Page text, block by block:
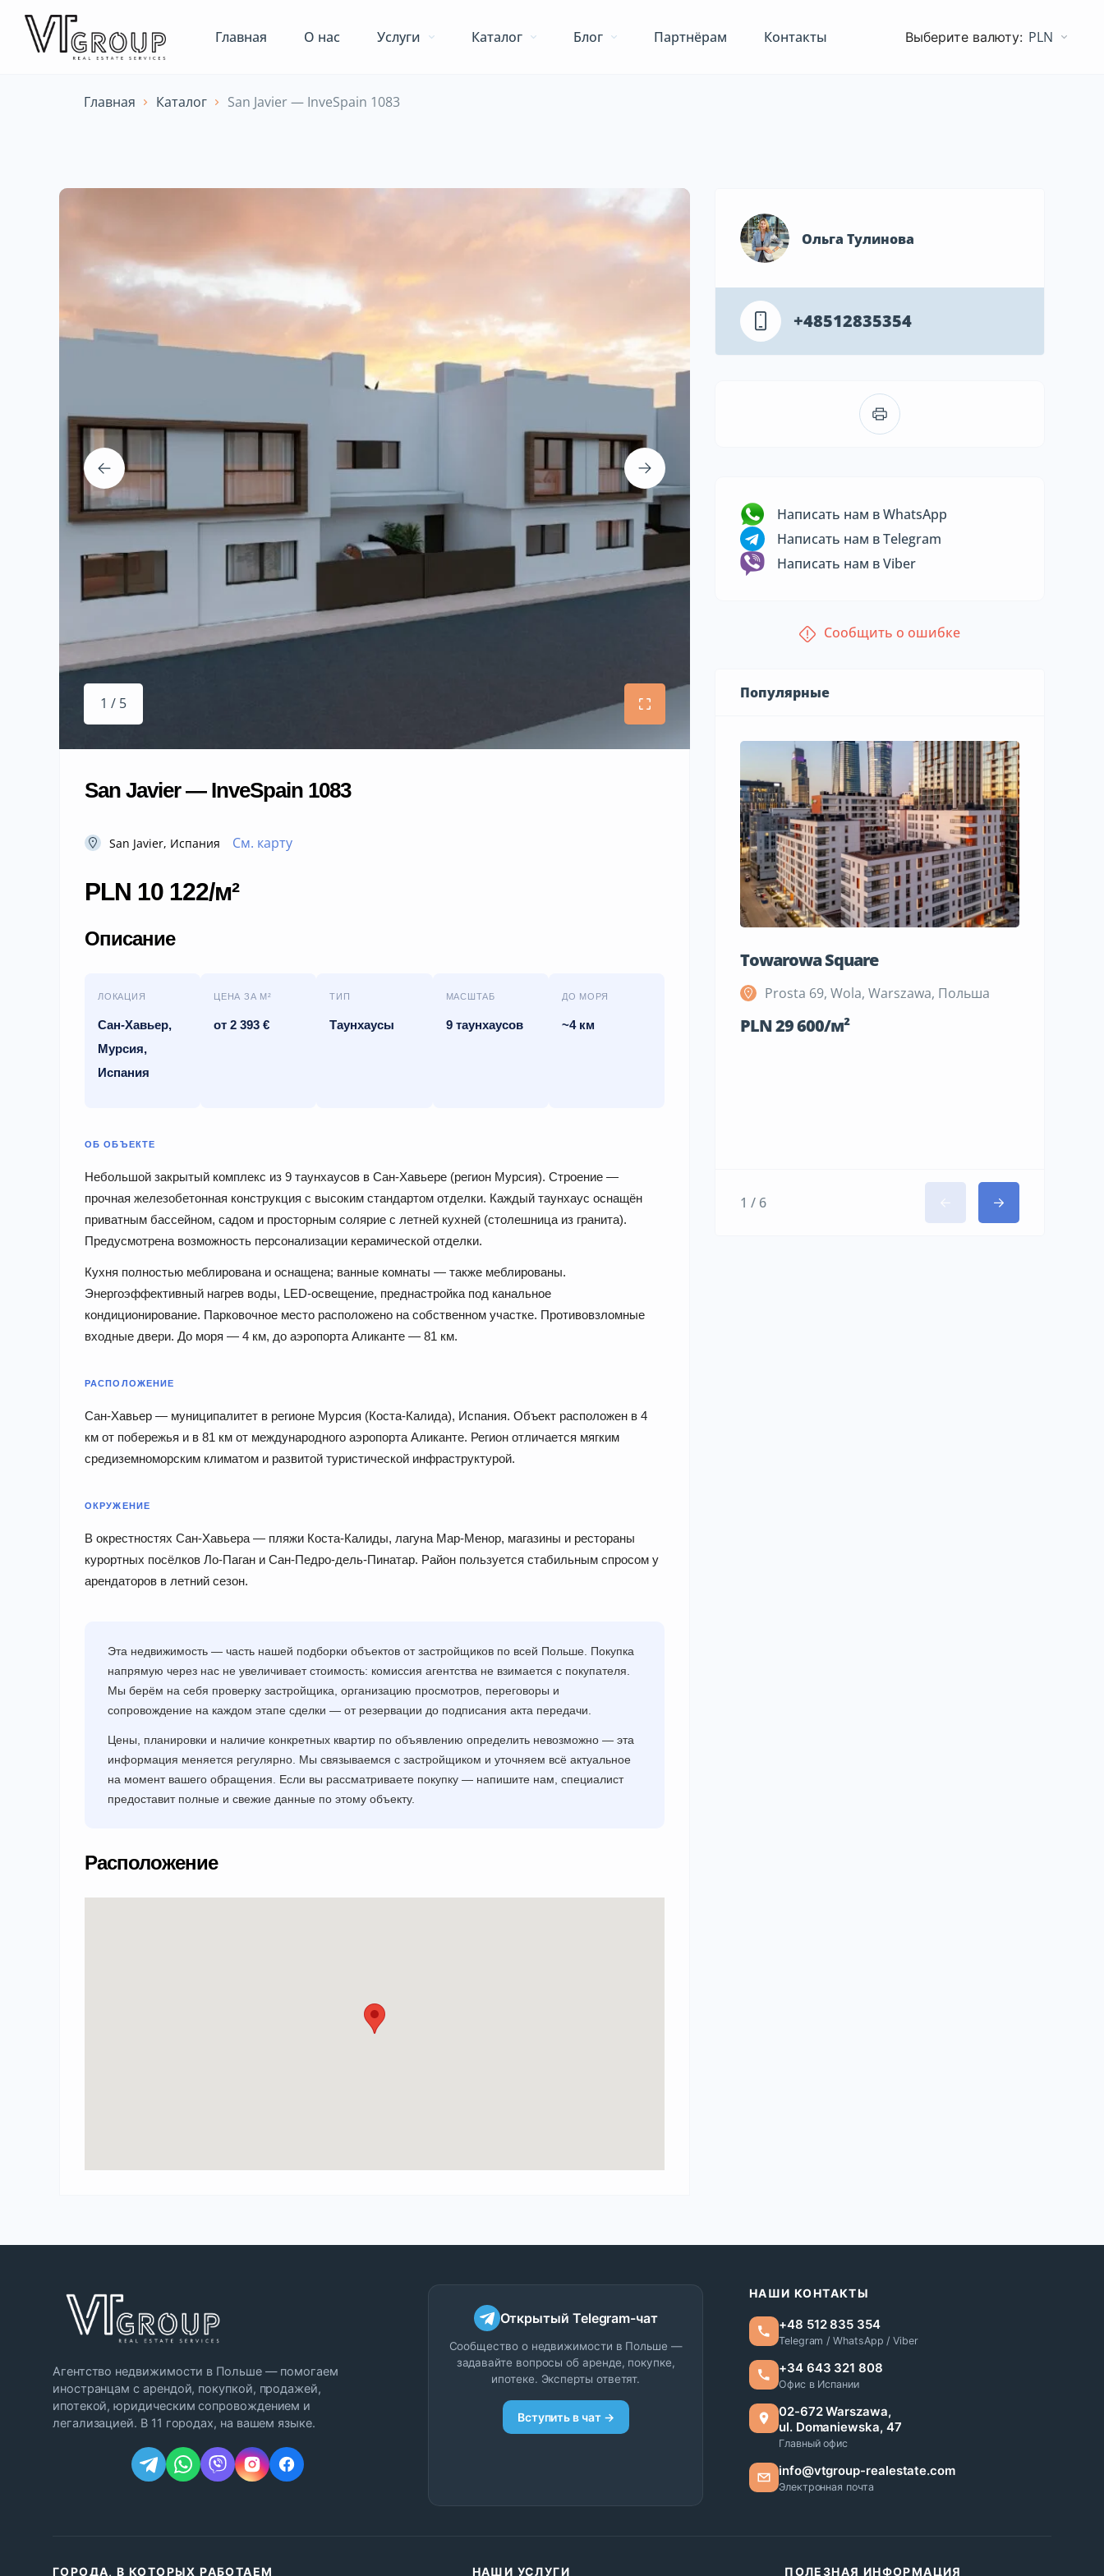
Главная О нас Услуги Каталог Блог Партнёрам Контакты PLN
Главная Каталог San Javier — InveSpain 1083
1 / 5
San Javier — InveSpain 1083
San Javier, Испания См. карту
PLN 10 122/м²
Описание
ЛОКАЦИЯ
Сан-Хавьер,
Мурсия,
Испания
ЦЕНА ЗА М²
от 2 393 €
ТИП
Таунхаусы
МАСШТАБ
9 таунхаусов
ДО МОРЯ
~4 км
ОБ ОБЪЕКТЕ
Небольшой закрытый комплекс из 9 таунхаусов в Сан-Хавьере (регион Мурсия). Строение —
прочная железобетонная конструкция с высоким стандартом отделки. Каждый таунхаус оснащён
приватным бассейном, садом и просторным солярие с летней кухней (столешница из гранита).
Предусмотрена возможность персонализации керамической отделки.
Кухня полностью меблирована и оснащена; ванные комнаты — также меблированы.
Энергоэффективный нагрев воды, LED-освещение, преднастройка под канальное
кондиционирование. Парковочное место расположено на собственном участке. Противовзломные
входные двери. До моря — 4 км, до аэропорта Аликанте — 81 км.
РАСПОЛОЖЕНИЕ
Сан-Хавьер — муниципалитет в регионе Мурсия (Коста-Калида), Испания. Объект расположен в 4
км от побережья и в 81 км от международного аэропорта Аликанте. Регион отличается мягким
средиземноморским климатом и развитой туристической инфраструктурой.
ОКРУЖЕНИЕ
В окрестностях Сан-Хавьера — пляжи Коста-Калиды, лагуна Мар-Менор, магазины и рестораны
курортных посёлков Ло-Паган и Сан-Педро-дель-Пинатар. Район пользуется стабильным спросом у
арендаторов в летний сезон.
Эта недвижимость — часть нашей подборки объектов от застройщиков по всей Польше. Покупка
напрямую через нас не увеличивает стоимость: комиссия агентства не взимается с покупателя.
Мы берём на себя проверку застройщика, организацию просмотров, переговоры и
сопровождение на каждом этапе сделки — от резервации до подписания акта передачи.
Цены, планировки и наличие конкретных квартир по объявлению определить невозможно — эта
информация меняется регулярно. Мы связываемся с застройщиком и уточняем всё актуальное
на момент вашего обращения. Если вы рассматриваете покупку — напишите нам, специалист
предоставит полные и свежие данные по этому объекту.
Расположение
Ольга Тулинова
+48512835354
Написать нам в WhatsApp
Написать нам в Telegram
Написать нам в Viber
Сообщить о ошибке
Популярные
Towarowa Square
Prosta 69, Wola, Warszawa, Польша
PLN 29 600/м²
1 / 6
Агентство недвижимости в Польше — помогаем
иностранцам с арендой, покупкой, продажей,
ипотекой, юридическим сопровождением и
легализацией. В 11 городах, на вашем языке.
Открытый Telegram-чат
Сообщество о недвижимости в Польше —
задавайте вопросы об аренде, покупке,
ипотеке. Эксперты ответят.
Вступить в чат →
НАШИ КОНТАКТЫ
+48 512 835 354
Telegram / WhatsApp / Viber
+34 643 321 808
Офис в Испании
02-672 Warszawa,
ul. Domaniewska, 47
Главный офис
info@vtgroup-realestate.com
Электронная почта
ГОРОДА, В КОТОРЫХ РАБОТАЕМ НАШИ УСЛУГИ ПОЛЕЗНАЯ ИНФОРМАЦИЯ